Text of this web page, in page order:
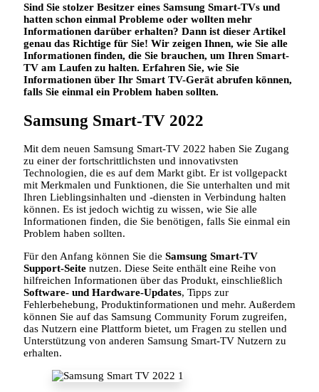
Sind Sie stolzer Besitzer eines Samsung Smart-TVs und
hatten schon einmal Probleme oder wollten mehr
Informationen darüber erhalten? Dann ist dieser Artikel
genau das Richtige für Sie! Wir zeigen Ihnen, wie Sie alle
Informationen finden, die Sie brauchen, um Ihren Smart-
TV am Laufen zu halten. Erfahren Sie, wie Sie
Informationen über Ihr Smart TV-Gerät abrufen können,
falls Sie einmal ein Problem haben sollten.
Samsung Smart-TV 2022
Mit dem neuen Samsung Smart-TV 2022 haben Sie Zugang
zu einer der fortschrittlichsten und innovativsten
Technologien, die es auf dem Markt gibt. Er ist vollgepackt
mit Merkmalen und Funktionen, die Sie unterhalten und mit
Ihren Lieblingsinhalten und -diensten in Verbindung halten
können. Es ist jedoch wichtig zu wissen, wie Sie alle
Informationen finden, die Sie benötigen, falls Sie einmal ein
Problem haben sollten.
Für den Anfang können Sie die Samsung Smart-TV
Support-Seite nutzen. Diese Seite enthält eine Reihe von
hilfreichen Informationen über das Produkt, einschließlich
Software- und Hardware-Updates, Tipps zur
Fehlerbehebung, Produktinformationen und mehr. Außerdem
können Sie auf das Samsung Community Forum zugreifen,
das Nutzern eine Plattform bietet, um Fragen zu stellen und
Unterstützung von anderen Samsung Smart-TV Nutzern zu
erhalten.